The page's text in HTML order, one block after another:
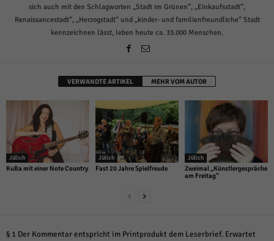
sich auch mit den Schlagworten „Stadt im Grünen“, „Einkaufsstadt“,
Renaissancestadt“, „Herzogstadt“ und „kinder- und familienfreundliche“ Stadt
kennzeichnen lässt, leben heute ca. 33.000 Menschen.
VERWANDTE ARTIKEL MEHR VOM AUTOR
Jülich
KuBa mit einer Note Country
Jülich
Fast 20 Jahre Spielfreude
Jülich
Zweimal „Künstlergespräche
am Freitag“
§ 1 Der Kommentar entspricht im Printprodukt dem Leserbrief. Erwartet